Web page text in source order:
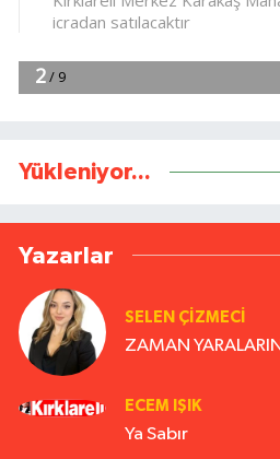
Yükleniyor...
Yazarlar
SELEN ÇİZMECİ
ZAMAN
ECEM IŞIK
Ya Sabır